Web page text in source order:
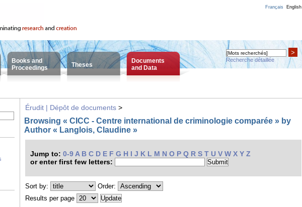
Français English
Books and
Proceedings
Theses
Documents
and Data
>
Recherche détaillée
Érudit | Dépôt de documents >
Browsing « CICC - Centre international de criminologie comparée » by
Author « Langlois, Claudine »
Jump to: 0-9 A B C D E F G H I J K L M N O P Q R S T U V W X Y Z
or enter first few letters:
Sort by:
Order:
Results per page